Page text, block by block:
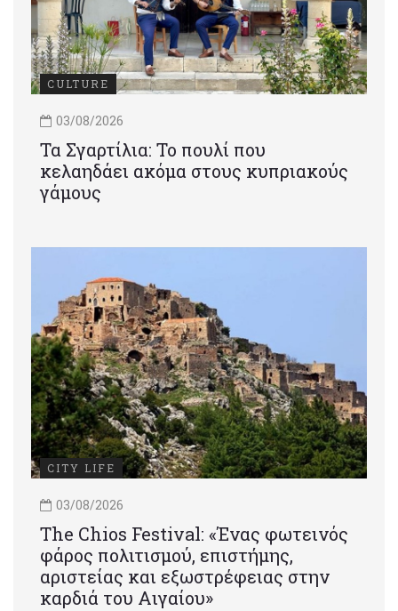
CULTURE
03/08/2026
Τα Σγαρτίλια: Το πουλί που
κελαηδάει ακόμα στους κυπριακούς
γάμους
CITY LIFE
03/08/2026
Τhe Chios Festival: «Ένας φωτεινός
φάρος πολιτισμού, επιστήμης,
αριστείας και εξωστρέφειας στην
καρδιά του Αιγαίου»